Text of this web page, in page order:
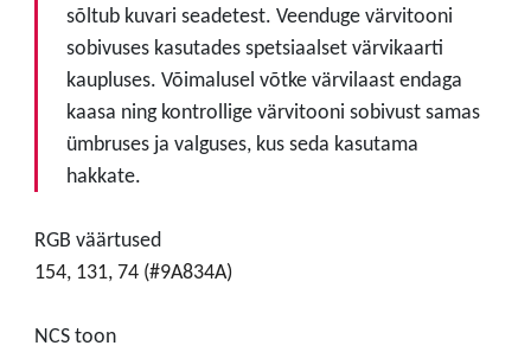
sõltub kuvari seadetest. Veenduge värvitooni
sobivuses kasutades spetsiaalset värvikaarti
kaupluses. Võimalusel võtke värvilaast endaga
kaasa ning kontrollige värvitooni sobivust samas
ümbruses ja valguses, kus seda kasutama
hakkate.
RGB väärtused
154, 131, 74 (#9A834A)
NCS toon